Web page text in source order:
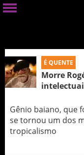
É QUENTE
Morre
Gênio baiano, que
se tornou um dos
tropicalismo